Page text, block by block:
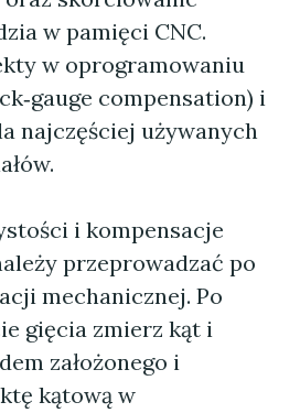
w pamięci CNC.
w oprogramowaniu
compensation) i
najczęściej używanych
i kompensacje
przeprowadzać po
mechanicznej. Po
gięcia zmierz kąt i
założonego i
kątową w